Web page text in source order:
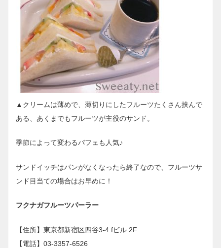
▲クリームは薄めで、薄切りにしたフルーツたくさん挟んで
ある、あくまでもフルーツが主役のサンド。
季節によって変わるパフェも人気♪
サンドイッチはパンがなくなったら終了なので、フルーツサ
ンド目当ての場合はお早めに！
フクナガフルーツパーラー
【住所】東京都新宿区四谷3-4 fビル 2F
【電話】03-3357-6526